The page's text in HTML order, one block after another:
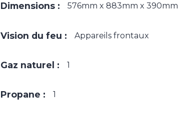
Dimensions : 576mm x 883mm x 390mm
Vision du feu : Appareils frontaux
Gaz naturel : 1
Propane : 1